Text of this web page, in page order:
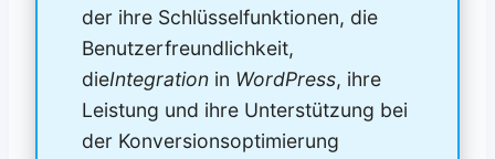
der ihre Schlüsselfunktionen, die
Benutzerfreundlichkeit,
dieIntegration in WordPress, ihre
Leistung und ihre Unterstützung bei
der Konversionsoptimierung